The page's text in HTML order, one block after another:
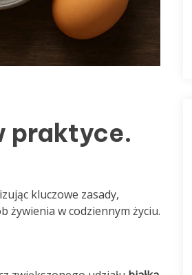
praktyce.
kluczowe zasady,
żywienia w codziennym życiu.